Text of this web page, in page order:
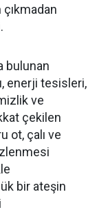
çıkmadan
bulunan
enerji tesisleri,
ve
çekilen
ot, çalı ve
bir ateşin